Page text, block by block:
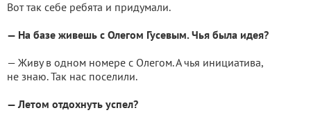
Вот так себе ребята и придумали.
— На базе живешь с Олегом Гусевым. Чья была идея?
— Живу в одном номере с Олегом. А чья инициатива,
не знаю. Так нас поселили.
— Летом отдохнуть успел?